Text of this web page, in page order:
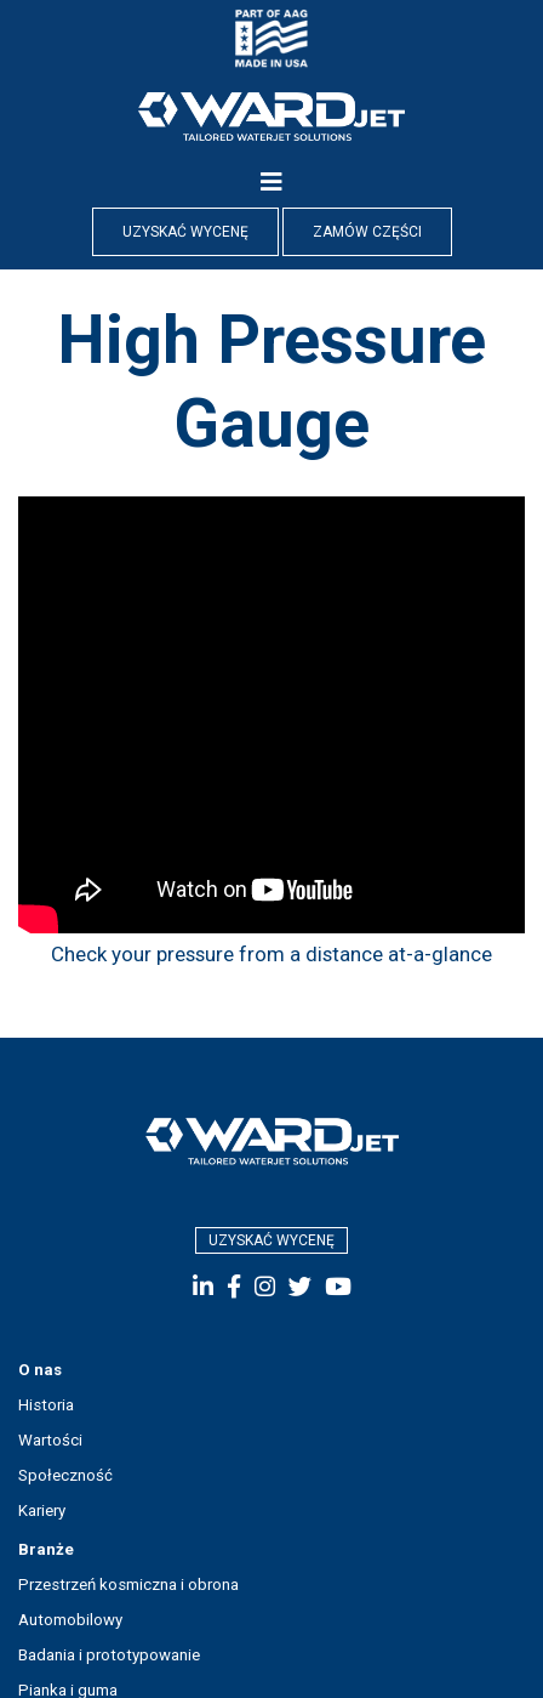
UZYSKAĆ WYCENĘ ZAMÓW CZĘŚCI
High Pressure
Gauge
Check your pressure from a distance at-a-glance
UZYSKAĆ WYCENĘ
O nas
Historia
Wartości
Społeczność
Kariery
Branże
Przestrzeń kosmiczna i obrona
Automobilowy
Badania i prototypowanie
Pianka i guma